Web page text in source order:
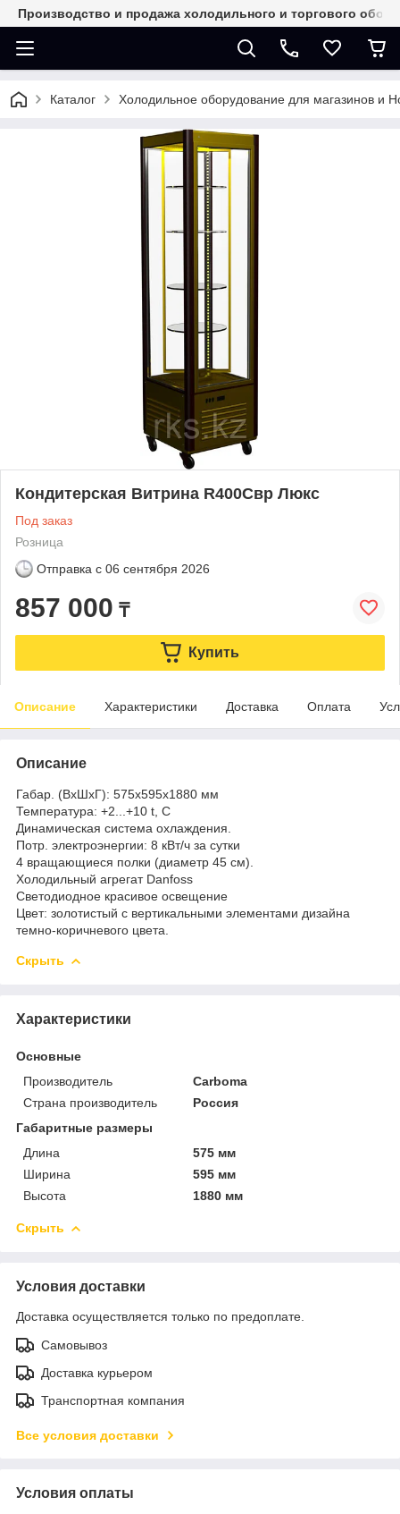
Производство и продажа холодильного и торгового
Каталог Холодильное оборудование для магазинов и
Кондитерская Витрина R400Cвр Люкс
Под заказ
Розница
Отправка с 06 сентября 2026
857 000 ₸
Купить
Описание Характеристики Доставка Оплата
Описание
Габар. (ВхШхГ): 575х595х1880 мм
Температура: +2...+10 t, C
Динамическая система охлаждения.
Потр. электроэнергии: 8 кВт/ч за сутки
4 вращающиеся полки (диаметр 45 см).
Холодильный агрегат Danfoss
Светодиодное красивое освещение
Цвет: золотистый с вертикальными элементами дизайна
темно-коричневого цвета.
Скрыть
Характеристики
Основные
Производитель
Carboma
Страна производитель
Россия
Габаритные размеры
Длина
575 мм
Ширина
595 мм
Высота
1880 мм
Скрыть
Условия доставки
Доставка осуществляется только по предоплате.
Самовывоз
Доставка курьером
Транспортная компания
Все условия доставки
Условия оплаты